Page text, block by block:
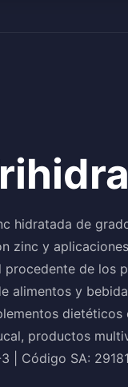
hidratada de
zinc y
de los
alimentos y
dietéticos
productos
| Código SA: